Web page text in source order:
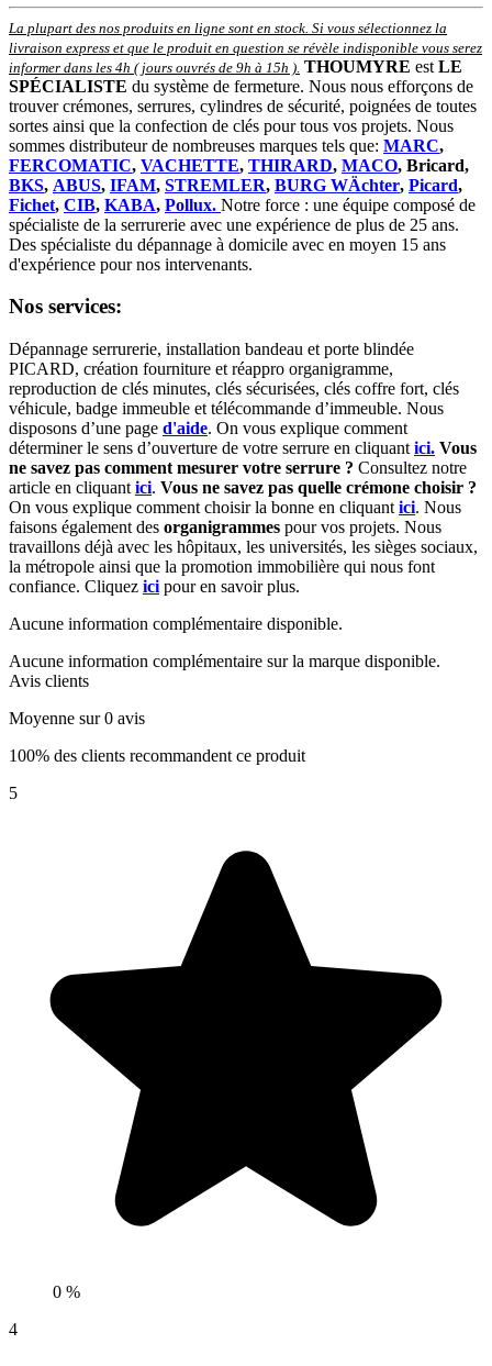
La plupart des nos produits en ligne sont en stock. Si vous sélectionnez la
livraison express et que le produit en question se révèle indisponible vous serez
informer dans les 4h ( jours ouvrés de 9h à 15h ) THOUMYRE est LE
SPÉCIALISTE du système de fermeture. Nous nous efforçons de
trouver crémones, serrures, cylindres de sécurité, poignées de toutes
sortes ainsi que la confection de clés pour tous vos projets. Nous
sommes distributeur de nombreuses marques tels que: MARC,
FERCOMATIC, VACHETTE, THIRARD, MACO, Bricard,
BKS, ABUS, IFAM, STREMLER, BURG WÄchter, Picard,
Fichet, CIB, KABA, Pollux. Notre force : une équipe composé de
spécialiste de la serrurerie avec une expérience de plus de 25 ans.
Des spécialiste du dépannage à domicile avec en moyen 15 ans
d'expérience pour nos intervenants.
Nos services:
Dépannage serrurerie, installation bandeau et porte blindée
PICARD, création fourniture et réappro organigramme,
reproduction de clés minutes, clés sécurisées, clés coffre fort, clés
véhicule, badge immeuble et télécommande d’immeuble. Nous
disposons d’une page d'aide. On vous explique comment
déterminer le sens d’ouverture de votre serrure en cliquant ici. Vous
ne savez pas comment mesurer votre serrure ? Consultez notre
article en cliquant ici. Vous ne savez pas quelle crémone choisir ?
On vous explique comment choisir la bonne en cliquant ici. Nous
faisons également des organigrammes pour vos projets. Nous
travaillons déjà avec les hôpitaux, les universités, les sièges sociaux,
la métropole ainsi que la promotion immobilière qui nous font
confiance. Cliquez ici pour en savoir plus.
Aucune information complémentaire disponible.
Aucune information complémentaire sur la marque disponible.
Avis clients
Moyenne sur 0 avis
100% des clients recommandent ce produit
5
0 %
4